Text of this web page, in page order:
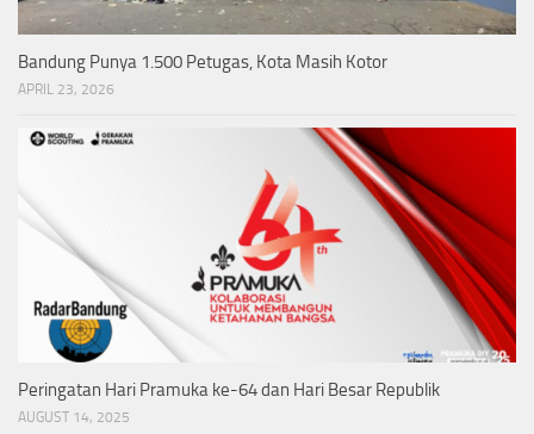
Bandung Punya 1.500 Petugas, Kota Masih Kotor
APRIL 23, 2026
Peringatan Hari Pramuka ke-64 dan Hari Besar Republik
AUGUST 14, 2025